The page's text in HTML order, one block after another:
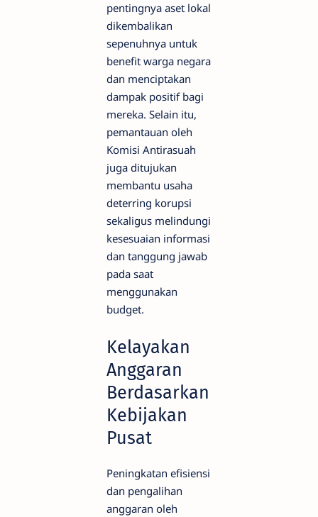
pentingnya aset lokal
dikembalikan
sepenuhnya untuk
benefit warga negara
dan menciptakan
dampak positif bagi
mereka. Selain itu,
pemantauan oleh
Komisi Antirasuah
juga ditujukan
membantu usaha
deterring korupsi
sekaligus melindungi
kesesuaian informasi
dan tanggung jawab
pada saat
menggunakan
budget.
Kelayakan
Anggaran
Berdasarkan
Kebijakan
Pusat
Peningkatan efisiensi
dan pengalihan
anggaran oleh